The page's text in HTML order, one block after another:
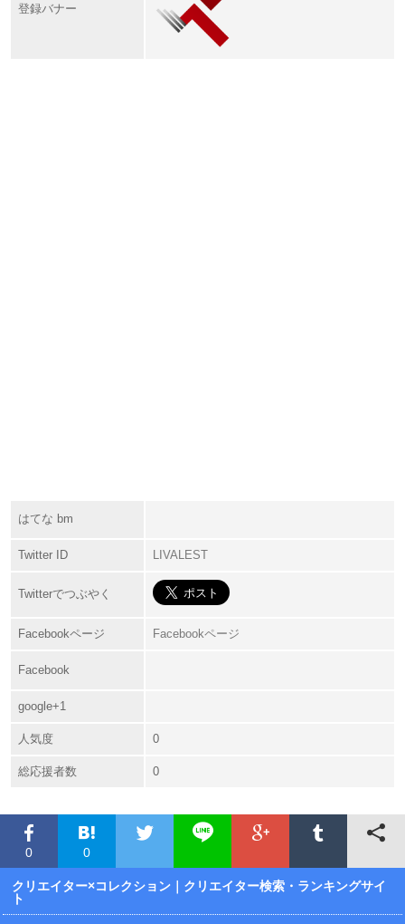
登録バナー
はてな bm
Twitter ID LIVALEST
Twitterでつぶやく
Facebookページ Facebookページ
Facebook
google+1
人気度 0
総応援者数 0
0 0
クリエイター×コレクション ｜クリエイター検索・ランキングサイ
ト